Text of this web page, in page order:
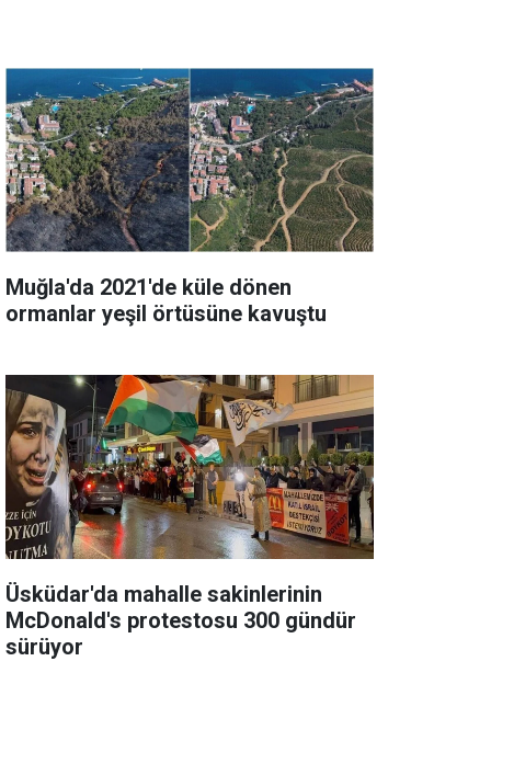
Muğla'da 2021'de küle dönen
ormanlar yeşil örtüsüne kavuştu
Üsküdar'da mahalle sakinlerinin
McDonald's protestosu 300 gündür
sürüyor